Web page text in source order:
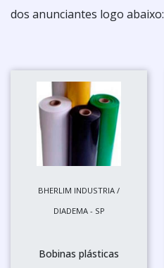
dos anunciantes logo abaixo:
BHERLIM INDUSTRIA /
DIADEMA - SP
Bobinas plásticas